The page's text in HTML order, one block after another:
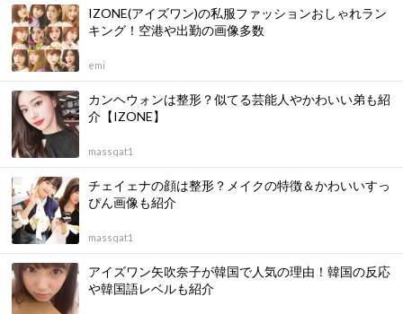
IZONE(アイズワン)の私服ファッションおしゃれラン
キング！空港や出勤の画像多数
emi
カンヘウォンは整形？似てる芸能人やかわいい弟も紹
介【IZONE】
massqat1
チェイェナの顔は整形？メイクの特徴＆かわいいすっ
ぴん画像も紹介
massqat1
アイズワン矢吹奈子が韓国で人気の理由！韓国の反応
や韓国語レベルも紹介